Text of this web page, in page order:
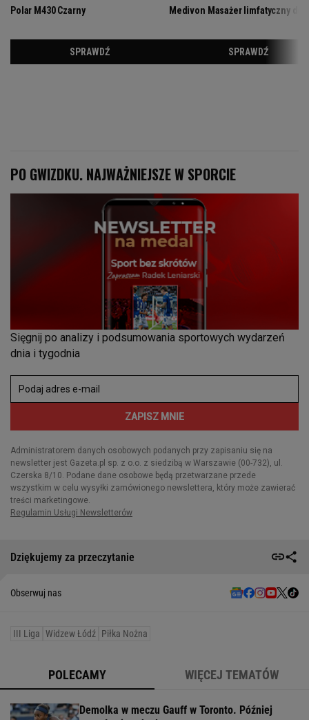
Dziękujemy za przeczytanie
Obserwuj nas
III Liga Widzew Łódź Piłka Nożna
POLECAMY WIĘCEJ TEMATÓW
Demolka w meczu Gauff w Toronto. Później